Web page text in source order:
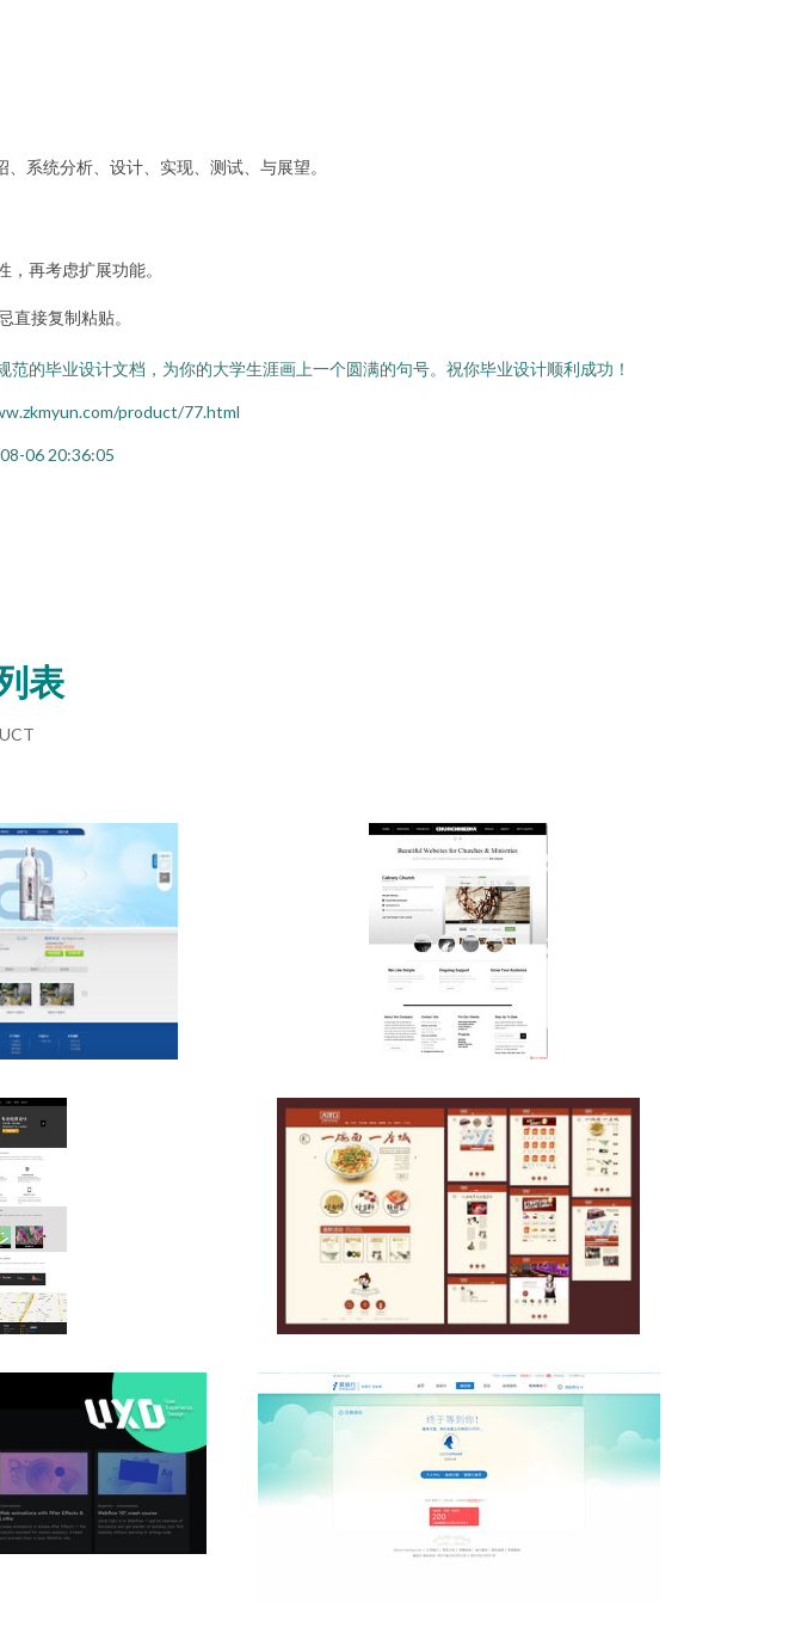
系统分析、设计、实现、测试、与展望。
再考虑扩展功能。
直接复制粘贴。
的毕业设计文档，为你的大学生涯画上一个圆满的句号。祝你毕业设计顺利成功！
product/77.html
06 20:36:05
表